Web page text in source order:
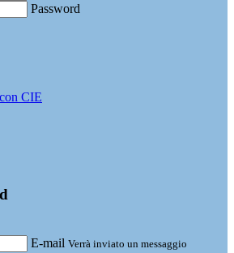
Password
CIE
E-mail Verrà inviato un messaggio